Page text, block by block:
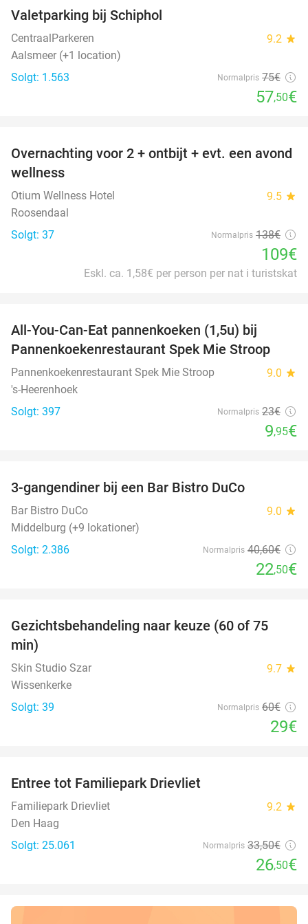
Valetparking bij Schiphol
CentraalParkeren 9.2 star
Aalsmeer (+1 location)
Solgt: 1.563
Normalpris 75€
57,50€
21%
Overnachting voor 2 + ontbijt + evt. een avond
wellness
Otium Wellness Hotel 9.5 star
Roosendaal
Solgt: 37
Normalpris 138€
109€
Eskl. ca. 1,58€ per person per nat i turistskat
All-You-Can-Eat pannenkoeken (1,5u) bij
Pannenkoekenrestaurant Spek Mie Stroop
Pannenkoekenrestaurant Spek Mie Stroop 9.0 star
's-Heerenhoek
Solgt: 397
Normalpris 23€
9,95€
3-gangendiner bij een Bar Bistro DuCo
Bar Bistro DuCo 9.0 star
Middelburg (+9 lokationer)
Solgt: 2.386
Normalpris 40,60€
22,50€
52%
Gezichtsbehandeling naar keuze (60 of 75
min)
Skin Studio Szar 9.7 star
Wissenkerke
Solgt: 39
Normalpris 60€
29€
Entree tot Familiepark Drievliet
Familiepark Drievliet 9.2 star
Den Haag
Solgt: 25.061
Normalpris 33,50€
26,50€